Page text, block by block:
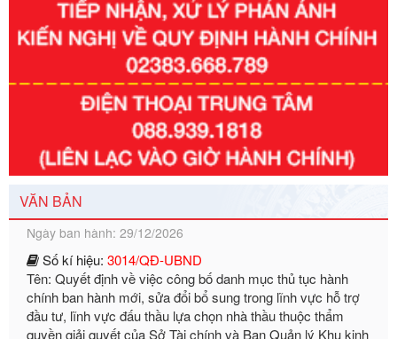
VĂN BẢN
351/2025/NĐ-CP
Tên: Nghị định số 351/2025/NĐ-CP của Chính phủ: Quy
định chuẩn nghèo đa chiều quốc gia giai đoạn 2026 - 2030
Ngày ban hành: 29/12/2026
Số kí hiệu:3014/QĐ-UBND
Tên: Quyết định về việc công bố danh mục thủ tục hành
chính ban hành mới, sửa đổi bổ sung trong lĩnh vực hỗ trợ
đầu tư, lĩnh vực đấu thầu lựa chọn nhà thầu thuộc thẩm
quyền giải quyết của Sở Tài chính và Ban Quản lý Khu kinh
tế Đông Nam Nghệ An
Ngày ban hành: 23/09/2026